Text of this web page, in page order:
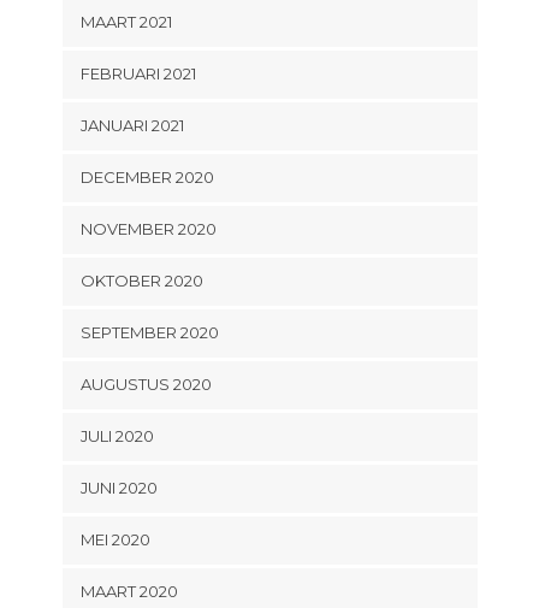
MAART 2021
FEBRUARI 2021
JANUARI 2021
DECEMBER 2020
NOVEMBER 2020
OKTOBER 2020
SEPTEMBER 2020
AUGUSTUS 2020
JULI 2020
JUNI 2020
MEI 2020
MAART 2020